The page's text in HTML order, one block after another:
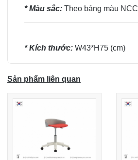
* Màu sắc: Theo bảng màu NCC
* Kích thước: W43*H75 (cm)
Sản phẩm liên quan